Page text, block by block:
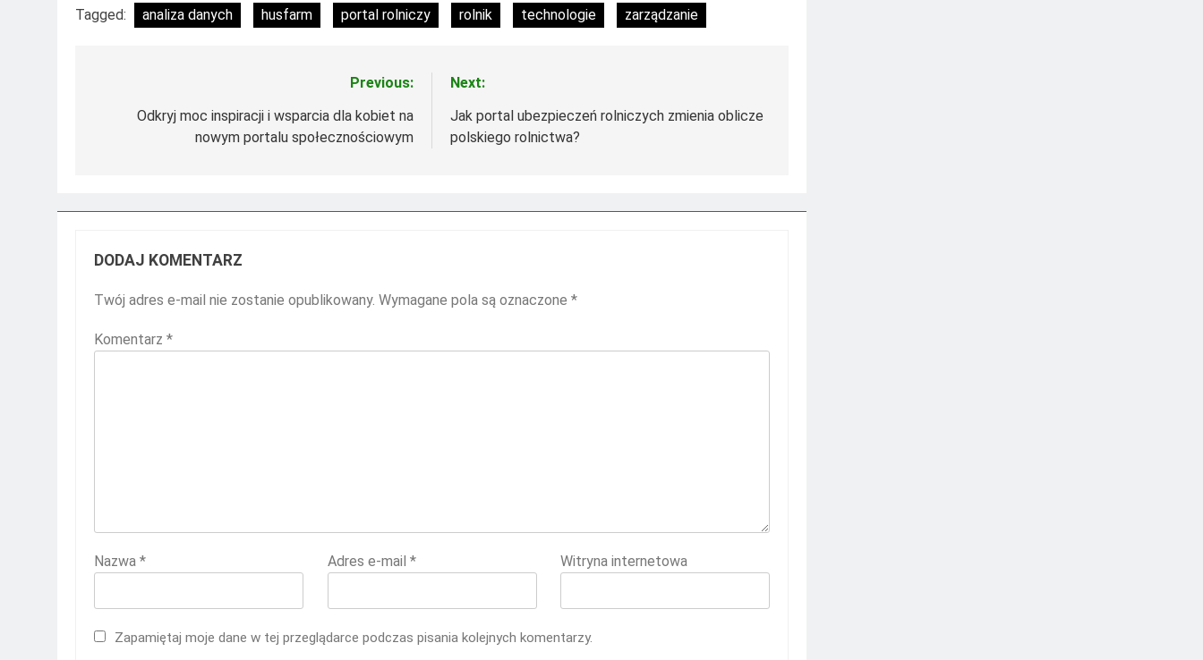
Tagged: analiza danych husfarm portal rolniczy rolnik technologie zarządzanie
wpisu
Previous:
Odkryj moc inspiracji i wsparcia dla kobiet na
nowym portalu społecznościowym
Next:
Jak portal ubezpieczeń rolniczych zmienia oblicze
polskiego rolnictwa?
DODAJ KOMENTARZ
Twój adres e-mail nie zostanie opublikowany. Wymagane pola są oznaczone *
Komentarz *
Nazwa * Adres e-mail * Witryna internetowa
Zapamiętaj moje dane w tej przeglądarce podczas pisania kolejnych komentarzy.